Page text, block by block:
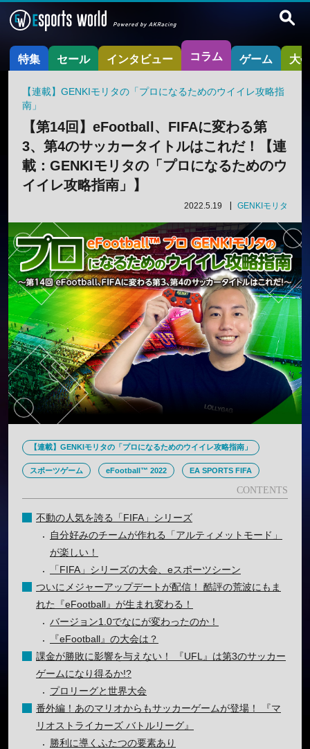
特集 セール インタビュー コラム ゲーム 大
【連載】GENKIモリタの「プロになるためのウイイレ攻略指
南」
【第14回】eFootball、FIFAに変わる第
3、第4のサッカータイトルはこれだ！【連
載：GENKIモリタの「プロになるためのウ
イイレ攻略指南」】
2022.5.19 GENKIモリタ
【連載】GENKIモリタの「プロになるためのウイイレ攻略指南」
スポーツゲーム eFootball™ 2022 EA SPORTS FIFA
不動の人気を誇る「FIFA」シリーズ
自分好みのチームが作れる「アルティメットモード」
が楽しい！
「FIFA」シリーズの大会、eスポーツシーン
ついにメジャーアップデートが配信！ 酷評の荒波にもま
れた『eFootball』が生まれ変わる！
バージョン1.0でなにが変わったのか！
『eFootball』の大会は？
課金が勝敗に影響を与えない！ 『UFL』は第3のサッカー
ゲームになり得るか!?
プロリーグと世界大会
番外編！あのマリオからもサッカーゲームが登場！ 『マ
リオストライカーズ バトルリーグ』
勝利に導くふたつの要素あり